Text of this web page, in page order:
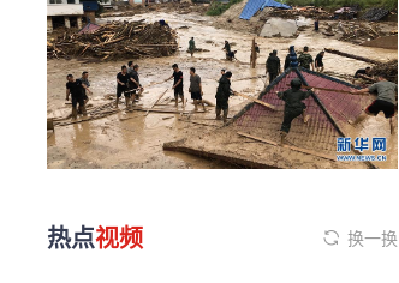
热点视频 换一换